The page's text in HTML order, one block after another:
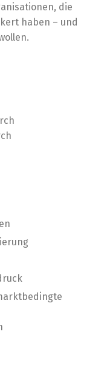
die
haben – und